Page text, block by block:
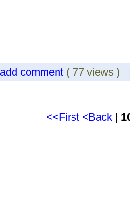
add comment ( 77 views
<<First <Back |